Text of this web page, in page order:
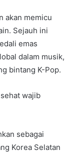
akan memicu
Sejauh ini
emas
dalam musik,
bintang K-Pop.
wajib
sebagai
Korea Selatan